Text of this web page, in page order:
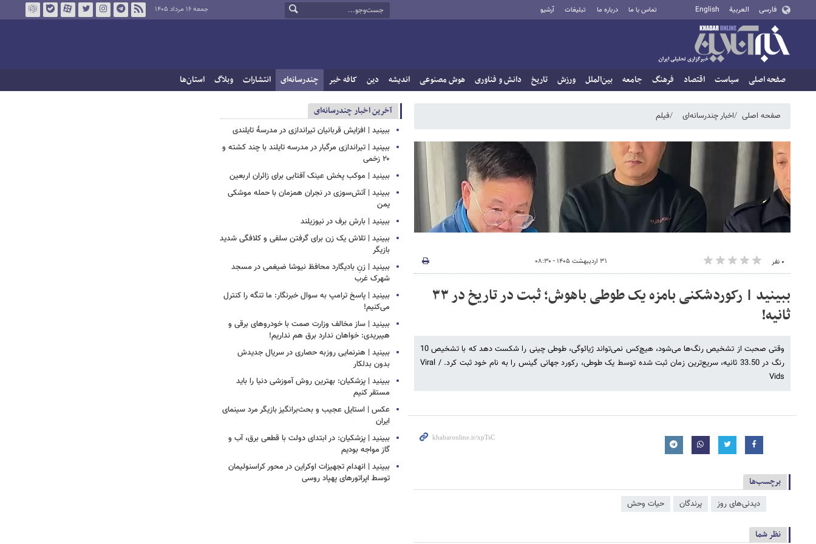
فارسی العربية English تماس با ما درباره ما تبلیغات آرشیو جمعه ۱۶ مرداد ۱۴۰۵
صفحه اصلی سیاست اقتصاد فرهنگ جامعه بین‌الملل ورزش تاریخ دانش و فناوری هوش مصنوعی اندیشه دین کافه خبر چندرسانه‌ای انتشارات وبلاگ استان‌ها
صفحه اصلی اخبار چندرسانه‌ای فیلم
۰ نفر ۳۱ اردیبهشت ۱۴۰۵ - ۰۸:۳۰
ببینید | رکوردشکنی بامزه یک طوطی‌ باهوش؛ ثبت در تاریخ در ۳۳
ثانیه!
وقتی صحبت از تشخیص رنگ‌ها می‌شود، هیچ‌کس نمی‌تواند ژیائوگی، طوطی چینی را شکست دهد که با تشخیص 10
رنگ در 33.50 ثانیه، سریع‌ترین زمان ثبت شده توسط یک طوطی، رکورد جهانی گینس را به نام خود ثبت کرد. / Viral
Vids
برچسب‌ها
دیدنی‌های روز پرندگان حیات وحش
نظر شما
آخرین اخبار چندرسانه‌ای
ببینید | افزایش قربانیان تیراندازی در مدرسۀ تایلندی
ببینید | تیراندازی مرگبار در مدرسه‌ تایلند با چند کشته و
۲۰ زخمی
ببینید | موکب پخش عینک آفتابی برای زائران اربعین
ببینید | آتش‌سوزی در نجران همزمان با حمله موشکی
یمن
ببینید | بارش برف در نیوزیلند
ببینید | تلاش یک زن برای گرفتن سلفی و کلافگی شدید
بازیگر
ببینید | زنِ بادیگارد محافظ نیوشا ضیغمی در مسجد
شهرک غرب
ببینید | پاسخ ترامپ به سوال خبرنگار: ما تنگه را کنترل
می‌کنیم!
ببینید | ساز مخالف وزارت صمت با خودروهای برقی و
هیبریدی: خواهان ندارد برق هم نداریم!
ببینید | هنرنمایی روزبه حصاری در سریال جدیدش
بدون بدلکار
ببینید | پزشکیان: بهترین روش آموزشی دنیا را باید
مستقر کنیم
عکس | استایل عجیب و بحث‌برانگیز بازیگر مرد سینمای
ایران
ببینید | پزشکیان: در ابتدای دولت با قطعی برق، آب و
گاز مواجه بودیم
ببینید | انهدام تجهیزات اوکراین در محور کراسنولیمان
توسط اپراتورهای پهپاد روسی